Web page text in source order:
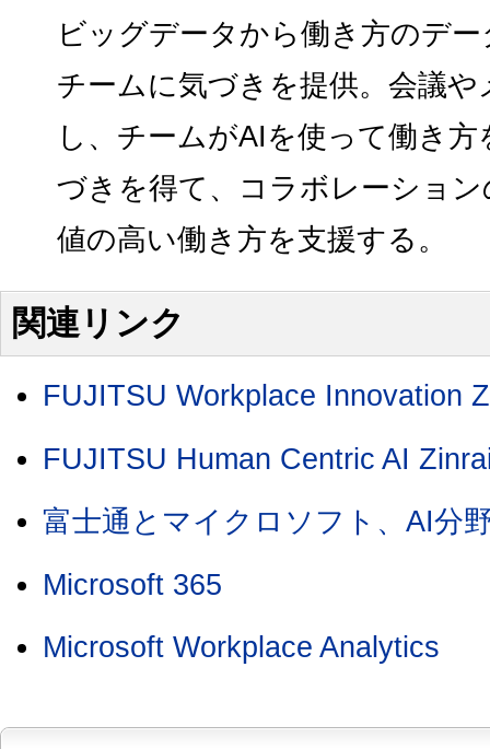
ビッグデータから働き方のデ
チームに気づきを提供。会議
し、チームがAIを使って働き
づきを得て、コラボレーショ
値の高い働き方を支援する。
関連リンク
FUJITSU Workplace Innovation
FUJITSU Human Centric AI
富士通とマイクロソフト、AI分
Microsoft 365
Microsoft Workplace Analytics